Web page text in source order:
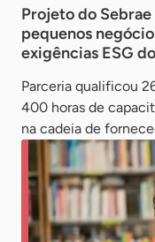
Projeto do
pequenos
exigências ESG
Parceria qualificou
400 horas de
na cadeia de